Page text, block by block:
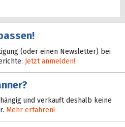
(oder einen Newsletter) bei
Jetzt anmelden!
und verkauft deshalb keine
Mehr erfahren!